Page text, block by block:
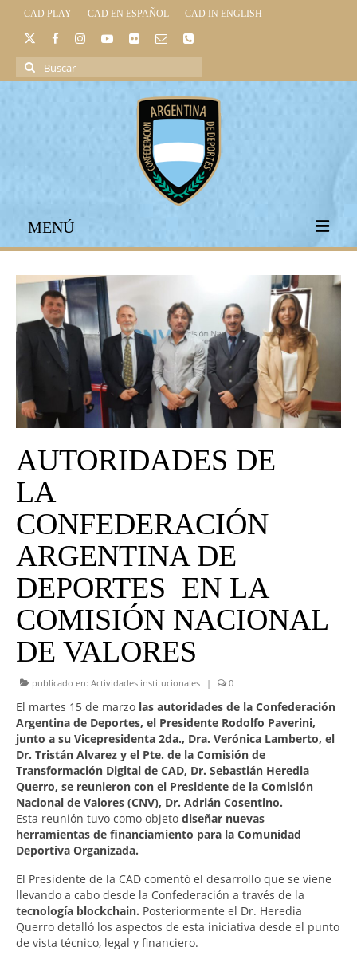
CAD PLAY CAD EN ESPAÑOL CAD IN ENGLISH
Buscar
por:
MENÚ
INICIO
INSTITUCIONAL
LEGISLACIÓN DEPORTIVA
UNIVERSO CAD
NOTICIAS
CAD MEDIA
CAD FEDERAL
AUTORIDADES DE
LA
CONFEDERACIÓN
ARGENTINA DE
DEPORTES EN LA
COMISIÓN NACIONAL
DE VALORES
publicado en: Actividades institucionales | 0
El martes 15 de marzo las autoridades de la Confederación
Argentina de Deportes, el Presidente Rodolfo Paverini,
junto a su Vicepresidenta 2da., Dra. Verónica Lamberto, el
Dr. Tristán Alvarez y el Pte. de la Comisión de
Transformación Digital de CAD, Dr. Sebastián Heredia
Querro, se reunieron con el Presidente de la Comisión
Nacional de Valores (CNV), Dr. Adrián Cosentino.
Esta reunión tuvo como objeto diseñar nuevas
herramientas de financiamiento para la Comunidad
Deportiva Organizada.
El Presidente de la CAD comentó el desarrollo que se viene
llevando a cabo desde la Confederación a través de la
tecnología blockchain. Posteriormente el Dr. Heredia
Querro detalló los aspectos de esta iniciativa desde el punto
de vista técnico, legal y financiero.